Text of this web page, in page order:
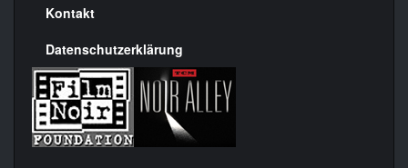
Kontakt
Datenschutzerklärung